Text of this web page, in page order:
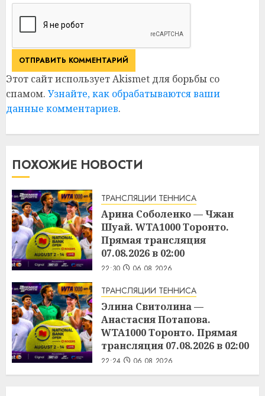
Этот сайт использует Akismet для борьбы со
спамом. Узнайте, как обрабатываются ваши
данные комментариев.
ПОХОЖИЕ НОВОСТИ
ТРАНСЛЯЦИИ ТЕННИСА
Арина Соболенко — Чжан
Шуай. WTA1000 Торонто.
Прямая трансляция
07.08.2026 в 02:00
22:30 06.08.2026
ТРАНСЛЯЦИИ ТЕННИСА
Элина Свитолина —
Анастасия Потапова.
WTA1000 Торонто. Прямая
трансляция 07.08.2026 в 02:00
22:24 06.08.2026